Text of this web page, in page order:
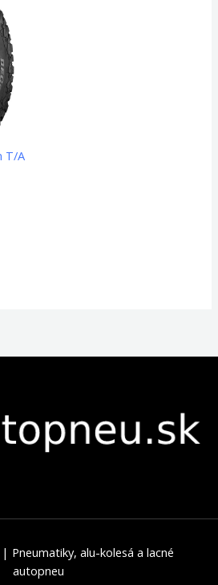
T/A
Pneumatiky, alu-kolesá a lacné
autopneu